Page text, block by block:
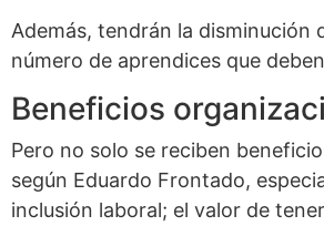
Además, tendrán la disminución
número de aprendices que
Beneficios
Pero no solo se reciben
según Eduardo Frontado,
inclusión laboral; el valor de